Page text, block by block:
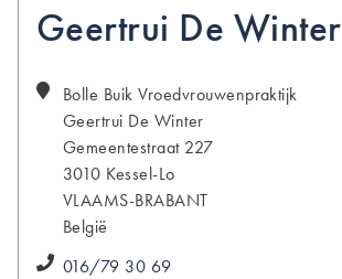
Geertrui De Winter
Bolle Buik Vroedvrouwenpraktijk
Geertrui De Winter
Gemeentestraat 227
3010 Kessel-Lo
VLAAMS-BRABANT
België
016/79 30 69